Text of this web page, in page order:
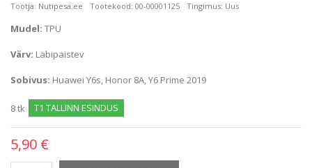
Tootja: Nutipesa.ee Tootekood: 00-00001125 Tingimus: Uus
Mudel: TPU
Värv: Läbipaistev
Sobivus: Huawei Y6s, Honor 8A, Y6 Prime 2019
8tk T1 TALLINN ESINDUS
5,90 €